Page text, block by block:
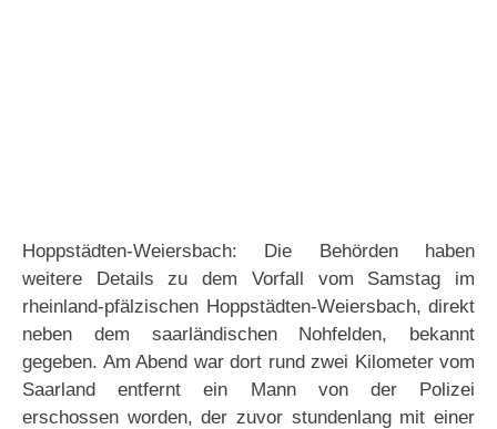
Hoppstädten-Weiersbach: Die Behörden haben
weitere Details zu dem Vorfall vom Samstag im
rheinland-pfälzischen Hoppstädten-Weiersbach, direkt
neben dem saarländischen Nohfelden, bekannt
gegeben. Am Abend war dort rund zwei Kilometer vom
Saarland entfernt ein Mann von der Polizei
erschossen worden, der zuvor stundenlang mit einer